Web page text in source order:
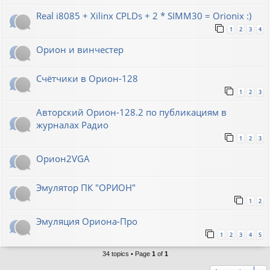
Real i8085 + Xilinx CPLDs + 2 * SIMM30 = Orionix :)
1 2 3 4
Орион и винчестер
Счётчики в Орион-128
1 2 3
Авторский Орион-128.2 по публикациям в
журналах Радио
1 2 3
Орион2VGA
Эмулятор ПК "ОРИОН"
1 2
Эмуляция Ориона-Про
1 2 3 4 5
34 topics • Page 1 of 1